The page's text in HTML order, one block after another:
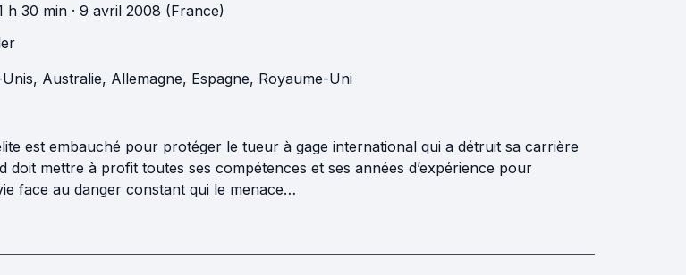
h 30 min · 9 avril 2008 (France)
, Australie, Allemagne, Espagne, Royaume-Uni
est embauché pour protéger le tueur à gage international qui a détruit sa carrière
doit mettre à profit toutes ses compétences et ses années d’expérience pour
face au danger constant qui le menace…